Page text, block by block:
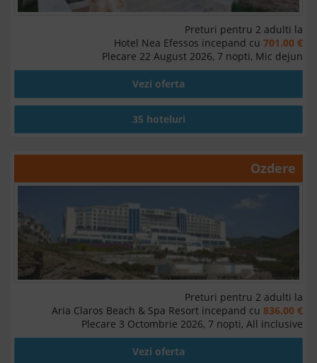
Preturi pentru 2 adulti la
Hotel Nea Efessos incepand cu 701.00 €
Plecare 22 August 2026, 7 nopti, Mic dejun
Vezi oferta
35 hoteluri
Ozdere
Preturi pentru 2 adulti la
Aria Claros Beach & Spa Resort incepand cu 836.00 €
Plecare 3 Octombrie 2026, 7 nopti, All inclusive
Vezi oferta